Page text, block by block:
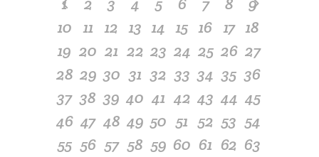
10 11 12 13 14 15 16 17 18
19 20 21 22 23 24 25 26 27
28 29 30 31 32 33 34 35 36
37 38 39 40 41 42 43 44 45
46 47 48 49 50 51 52 53 54
55 56 57 58 59 60 61 62 63